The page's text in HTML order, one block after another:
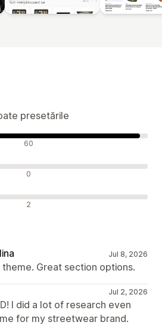
presetările
60
0
2
Jul 8, 2026
Great section options.
Jul 2, 2026
I did a lot of research even
for my streetwear brand.